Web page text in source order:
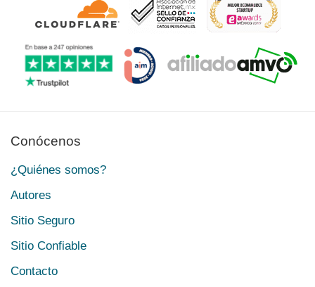
Conócenos
¿Quiénes somos?
Autores
Sitio Seguro
Sitio Confiable
Contacto